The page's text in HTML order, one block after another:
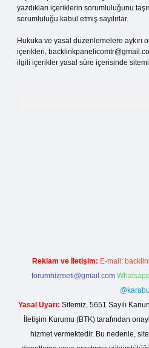
yazdıkları içeriklerin sorumluluğunu
sorumluluğu kabul etmiş sayılırlar.
Hukuka ve yasal düzenlemelere aykırı
içerikleri,
ilgili içerikler yasal süre içerisinde
Reklam ve İletişim: E-mail:
forumhizmeti@gmail.com
@karabul
Yasal Uyarı: Sitemiz, 5651 Sayılı
İletişim Kurumu (BTK) tarafından
hizmet vermektedir. Bu nedenle,